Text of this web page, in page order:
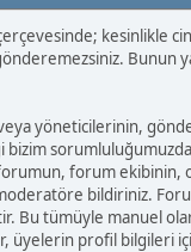
kesinlikle
yöneticilerinin,
forum ekibinin,
bildiriniz.
Bu tümüyle manuel
üyelerin profil bilgileri